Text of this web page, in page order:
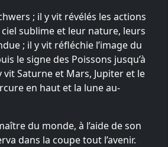
; il y vit révélés les actions
sublime et leur nature, leurs
; il y vit réfléchie l’image du
le signe des Poissons jusqu’à
vit Saturne et Mars, Jupiter et le
en haut et la lune au-
du monde, à l’aide de son
dans la coupe tout l’avenir.